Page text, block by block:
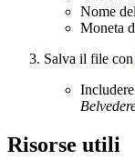
Nome
Moneta
Salva il file con
Risorse utili